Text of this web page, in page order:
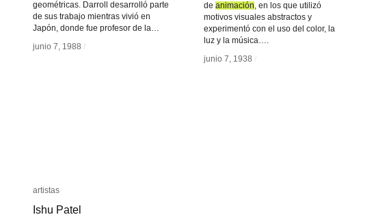
geométricas. Darroll desarrolló parte
de sus trabajo mientras vivió en
Japón, donde fue profesor de la…
junio 7, 1988 /
junio 7, 1988 /
de animación , en los que utilizó
motivos visuales abstractos y
experimentó con el uso del color, la
luz y la música….
junio 7, 1938 /
animación
junio 7, 1938 /
artistas
Ishu Patel
artistas
Ishu Patel